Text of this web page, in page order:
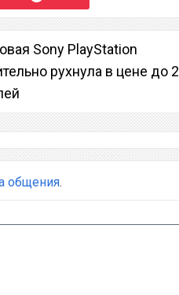
Sony PlayStation
рухнула в цене до 2
общения.